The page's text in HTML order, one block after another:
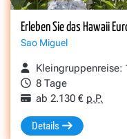
Erleben Sie das Hawaii
Sao Miguel
Kleingruppenreise:
8 Tage
ab 2.130 € p.P.
Details